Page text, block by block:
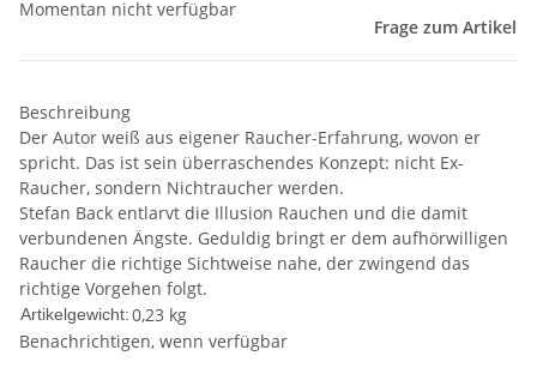
Momentan nicht verfügbar
Frage zum Artikel
Beschreibung
Der Autor weiß aus eigener Raucher-Erfahrung, wovon er
spricht. Das ist sein überraschendes Konzept: nicht Ex-
Raucher, sondern Nichtraucher werden.
Stefan Back entlarvt die Illusion Rauchen und die damit
verbundenen Ängste. Geduldig bringt er dem aufhörwilligen
Raucher die richtige Sichtweise nahe, der zwingend das
richtige Vorgehen folgt.
Artikelgewicht:0,23 kg
Benachrichtigen, wenn verfügbar